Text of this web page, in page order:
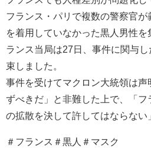
フランス・パリで複数の警察官が
を着用していなかった黒人男性
ランス当局は27日、事件に関与
束しました。
事件を受けてマクロン大統領は
ずべきだ」と非難した上で、「
の拡散を決して許してはならない
＃フランス＃黒人＃マスク